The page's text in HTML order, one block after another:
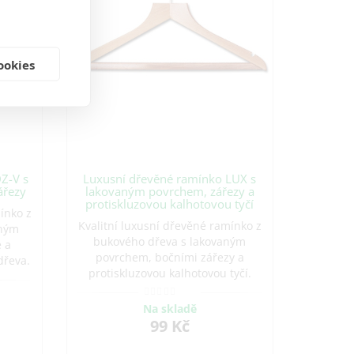
V s
z
a
Luxusní dřevěné ramínko LUX s
lakovaným povrchem, zářezy a
protiskluzovou kalhotovou tyčí
Kvalitní luxusní dřevěné ramínko z
bukového dřeva s lakovaným
povrchem, bočními zářezy a
protiskluzovou kalhotovou tyčí.
kalhoty. Vhodné pro domácnosti,
hotely i butiky. Vyrobeno v ČR.
Na skladě
99 Kč